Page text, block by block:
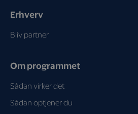
Erhverv
Bliv partner
Om programmet
Sådan virker det
Sådan optjener du